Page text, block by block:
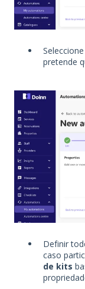
pretende
Definir
caso
de kits